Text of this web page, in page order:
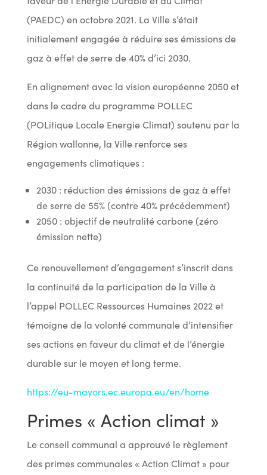
(PAEDC) en octobre 2021. La Ville s’était
initialement engagée à réduire ses émissions de
gaz à effet de serre de 40% d’ici 2030.
En alignement avec la vision européenne 2050 et
dans le cadre du programme POLLEC
(POLitique Locale Energie Climat) soutenu par la
Région wallonne, la Ville renforce ses
engagements climatiques :
2030 : réduction des émissions de gaz à effet
de serre de 55% (contre 40% précédemment)
2050 : objectif de neutralité carbone (zéro
émission nette)
Ce renouvellement d’engagement s’inscrit dans
la continuité de la participation de la Ville à
l’appel POLLEC Ressources Humaines 2022 et
témoigne de la volonté communale d’intensifier
ses actions en faveur du climat et de l’énergie
durable sur le moyen et long terme.
https://eu-mayors.ec.europa.eu/en/home
Primes « Action climat »
Le conseil communal a approuvé le règlement
des primes communales « Action Climat » pour